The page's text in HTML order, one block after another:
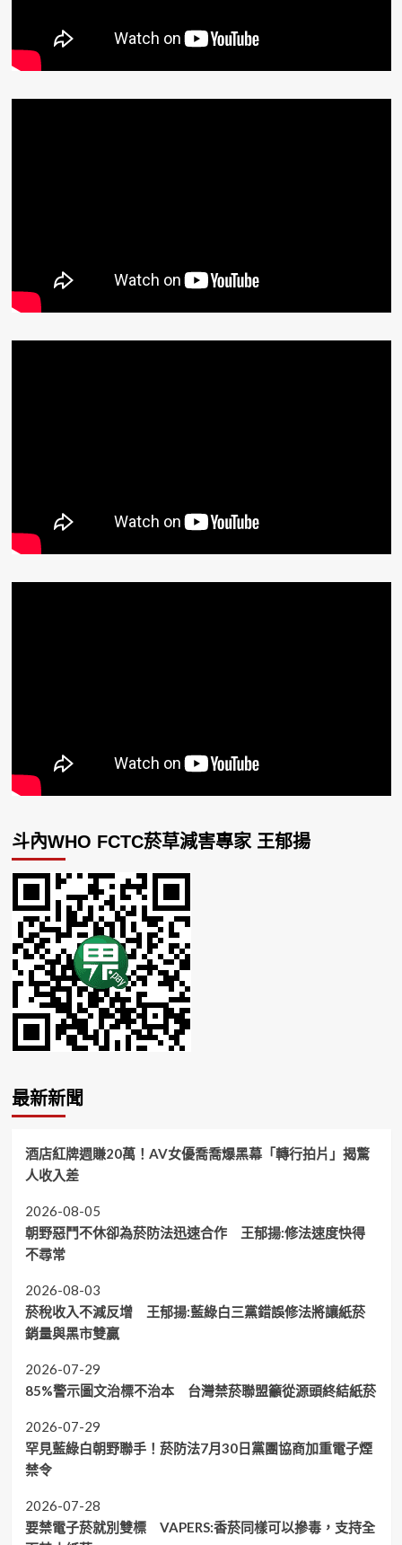
斗內WHO FCTC菸草減害專家 王郁揚
最新新聞
酒店紅牌週賺20萬！AV女優喬喬爆黑幕「轉行拍片」揭驚
人收入差
2026-08-05
朝野惡鬥不休卻為菸防法迅速合作 王郁揚:修法速度快得
不尋常
2026-08-03
菸稅收入不減反增 王郁揚:藍綠白三黨錯誤修法將讓紙菸
銷量與黑市雙贏
2026-07-29
85%警示圖文治標不治本 台灣禁菸聯盟籲從源頭終結紙菸
2026-07-29
罕見藍綠白朝野聯手！菸防法7月30日黨團協商加重電子煙
禁令
2026-07-28
要禁電子菸就別雙標 VAPERS:香菸同樣可以摻毒，支持全